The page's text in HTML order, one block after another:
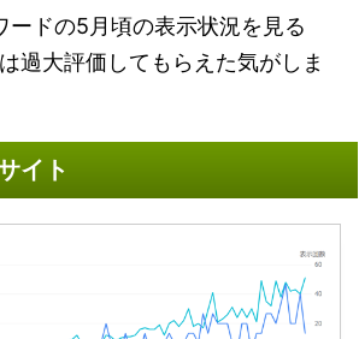
ードの5月頃の表示状況を見る
過大評価してもらえた気がしま
イト